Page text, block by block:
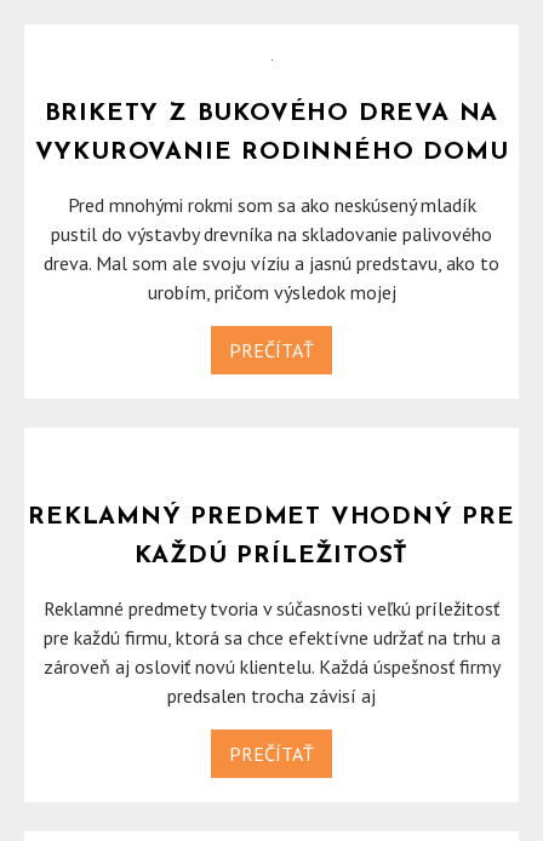
BRIKETY Z BUKOVÉHO DREVA NA
VYKUROVANIE RODINNÉHO DOMU
Pred mnohými rokmi som sa ako neskúsený mladík
pustil do výstavby drevníka na skladovanie palivového
dreva. Mal som ale svoju víziu a jasnú predstavu, ako to
urobím, pričom výsledok mojej
PREČÍTAŤ
REKLAMNÝ PREDMET VHODNÝ PRE
KAŽDÚ PRÍLEŽITOSŤ
Reklamné predmety tvoria v súčasnosti veľkú príležitosť
pre každú firmu, ktorá sa chce efektívne udržať na trhu a
zároveň aj osloviť novú klientelu. Každá úspešnosť firmy
predsalen trocha závisí aj
PREČÍTAŤ